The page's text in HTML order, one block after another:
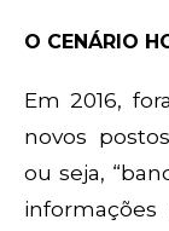
O CENÁRIO
Em 2016,
novos
ou seja,